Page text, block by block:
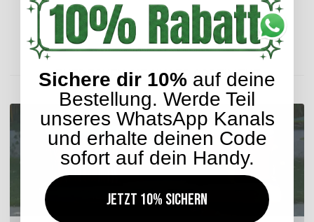
Lieferzeit: ca. 5-7 Werktage
ENTDECKEN SIE UNSER SORTIMENT
Sichere dir 10% auf deine
Bestellung. Werde Teil
unseres WhatsApp Kanals
und erhalte deinen Code
sofort auf dein Handy.
Jetzt 10% sichern